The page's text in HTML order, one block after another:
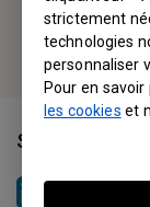
strictement
technologies
personnaliser
Pour en
les cookies et
Or find your
Suivez-nous